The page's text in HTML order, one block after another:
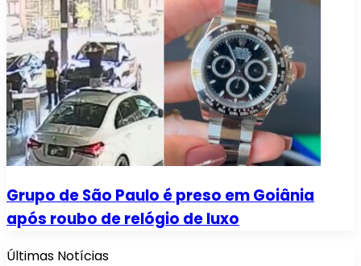
Grupo de São Paulo é preso em Goiânia
após roubo de relógio de luxo
Últimas Notícias